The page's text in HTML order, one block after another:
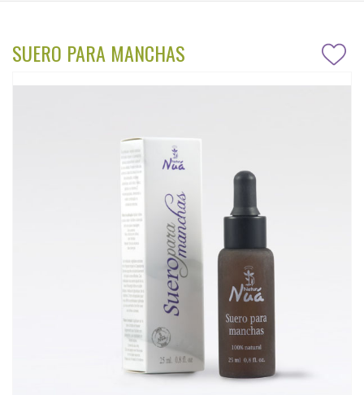
SUERO PARA MANCHAS